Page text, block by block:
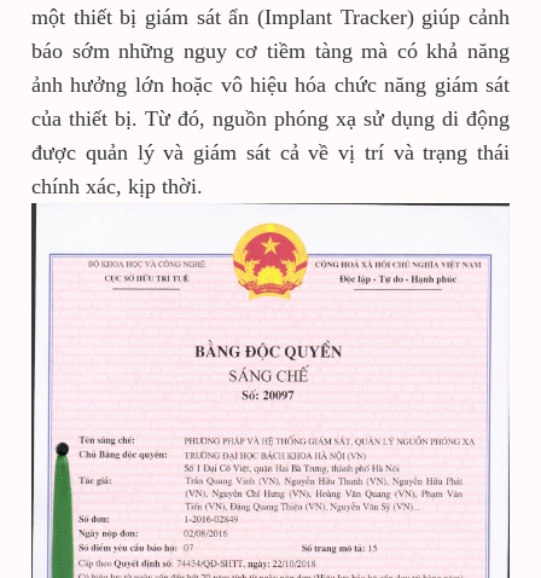
một thiết bị giám sát ẩn (Implant Tracker) giúp cảnh
báo sớm những nguy cơ tiềm tàng mà có khả năng
ảnh hưởng lớn hoặc vô hiệu hóa chức năng giám sát
của thiết bị. Từ đó, nguồn phóng xạ sử dụng di động
được quản lý và giám sát cả về vị trí và trạng thái
chính xác, kịp thời.